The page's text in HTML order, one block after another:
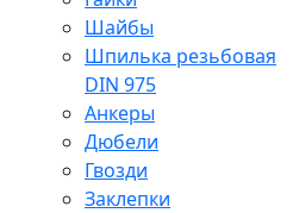
Шайбы
Шпилька резьбовая
DIN 975
Анкеры
Дюбели
Гвозди
Заклепки